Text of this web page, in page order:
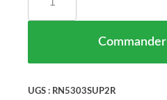
Commander
UGS : RN5303SUP2R